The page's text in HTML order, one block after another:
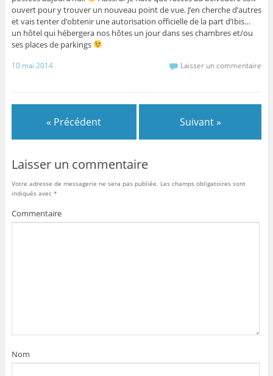
ouvert pour y trouver un nouveau point de vue. J’en cherche d’autres
et vais tenter d’obtenir une autorisation officielle de la part d’Ibis…
un hôtel qui hébergera nos hôtes un jour dans ses chambres et/ou
ses places de parkings
10 mai 2014 Laisser un commentaire
« Précédent Suivant »
Laisser un commentaire
Votre adresse de messagerie ne sera pas publiée. Les champs obligatoires sont
indiqués avec *
Commentaire
Nom